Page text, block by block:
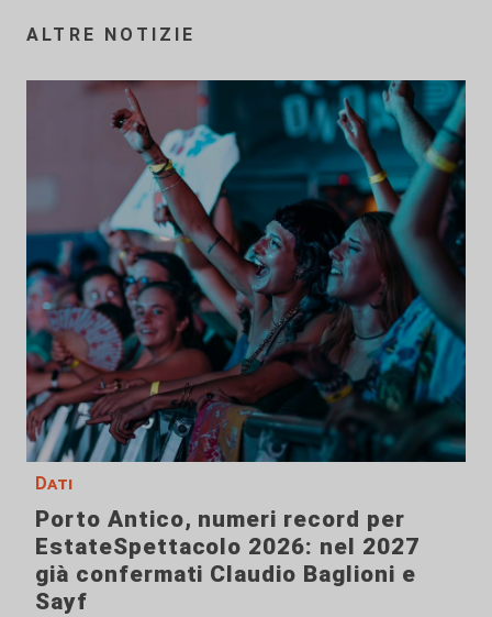
ALTRE NOTIZIE
Dati
Porto Antico, numeri record per
EstateSpettacolo 2026: nel 2027
già confermati Claudio Baglioni e
Sayf